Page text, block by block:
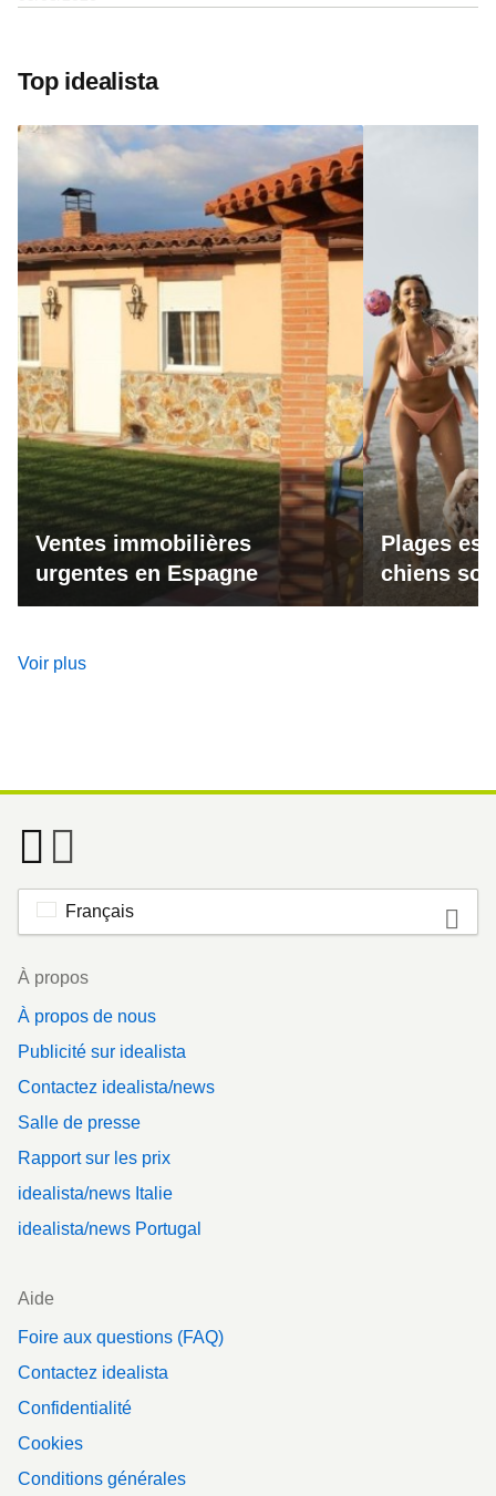
Top idealista
Ventes immobilières
urgentes en Espagne
Plages
chiens
Voir plus
Français
Footer
À propos
À propos de nous
Publicité sur idealista
Contactez idealista/news
Salle de presse
Rapport sur les prix
idealista/news Italie
idealista/news Portugal
Aide
Foire aux questions (FAQ)
Contactez idealista
Confidentialité
Cookies
Conditions générales